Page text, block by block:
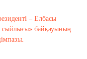
– Елбасы
сыйлығы» байқауының